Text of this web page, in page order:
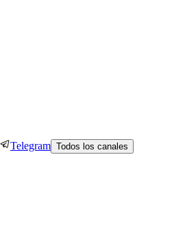
Telegram Todos los canales